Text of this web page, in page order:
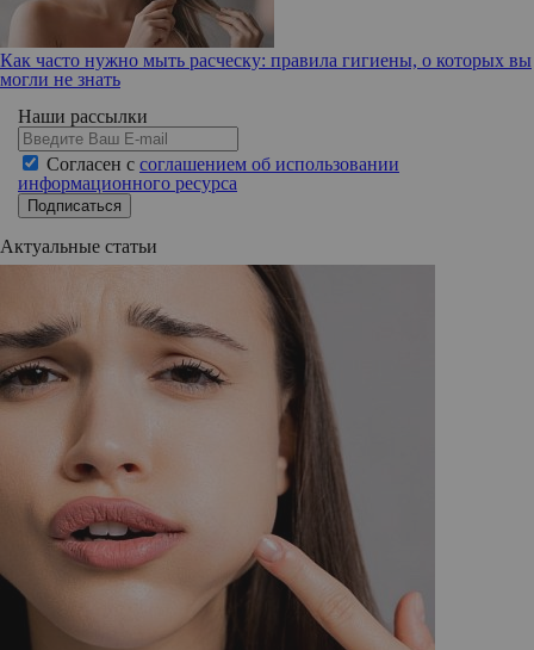
Как часто нужно мыть расческу: правила гигиены, о которых вы
могли не знать
Наши рассылки
Согласен с соглашением об использовании
информационного ресурса
Подписаться
Актуальные статьи